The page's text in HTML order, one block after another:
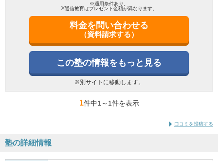
※適用条件あり。
※通信教育はプレゼント金額が異なります。
料金を問い合わせる
（資料請求する）
この塾の情報をもっと見る
※別サイトに移動します。
1件中1 ～ 1件を表示
口コミを投稿する
塾の詳細情報